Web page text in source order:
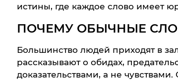
истины, где каждое слово имеет
ПОЧЕМУ ОБЫЧНЫЕ
Большинство людей приходят в
рассказывают о обидах,
доказательствами, а не